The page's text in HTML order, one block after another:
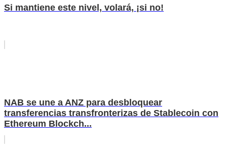
Si mantiene este nivel, volará, ¡si no!
NAB se une a ANZ para desbloquear
transferencias transfronterizas de Stablecoin con
Ethereum Blockch...